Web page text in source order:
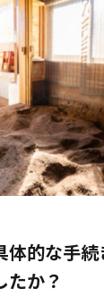
体的な手
たか？